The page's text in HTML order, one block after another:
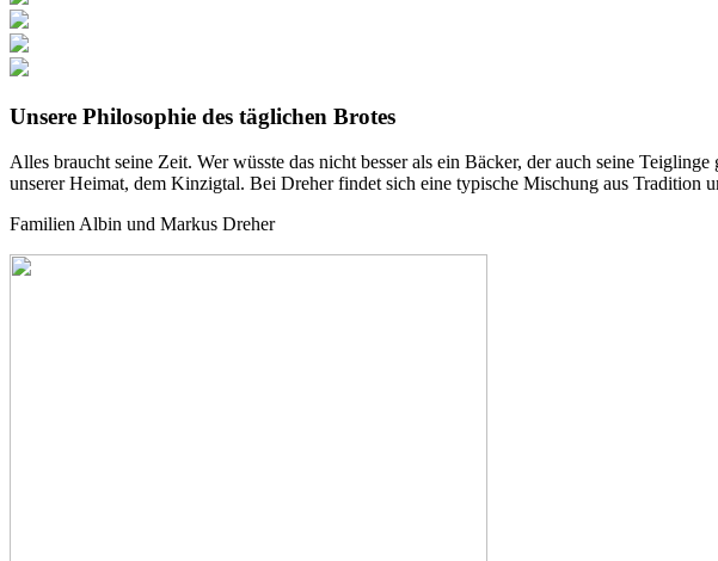
Unsere Philosophie des täglichen Brotes
Alles braucht seine Zeit. Wer wüsste das nicht besser als ein Bäcker, der auch seine
unserer Heimat, dem Kinzigtal. Bei Dreher findet sich eine typische Mischung aus Tradition
Familien Albin und Markus Dreher